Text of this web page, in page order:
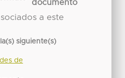
documento
a este
siguiente(s)
de